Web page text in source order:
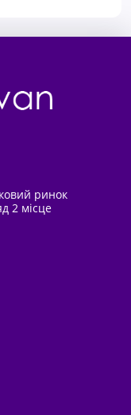
ринок
2 місце